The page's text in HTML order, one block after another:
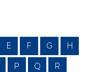
E F G H
P Q R